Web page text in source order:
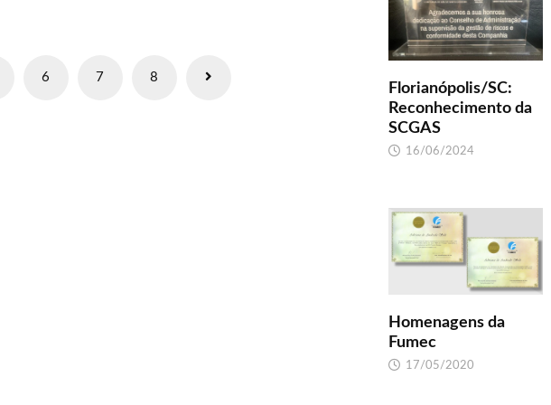
6 7 8
Florianópolis/SC:
Reconhecimento da
SCGAS
16/06/2024
Homenagens da
Fumec
17/05/2020